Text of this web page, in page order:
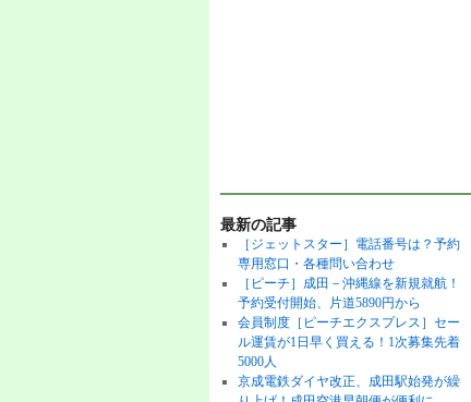
最新の記事
［ジェットスター］電話番号は？予約
専用窓口・各種問い合わせ
［ピーチ］成田－沖縄線を新規就航！
予約受付開始、片道5890円から
会員制度［ピーチエクスプレス］セー
ル運賃が1日早く買える！1次募集先着
5000人
京成電鉄ダイヤ改正、成田駅始発が繰